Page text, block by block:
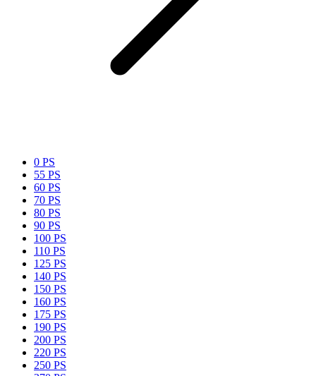
0 PS
55 PS
60 PS
70 PS
80 PS
90 PS
100 PS
110 PS
125 PS
140 PS
150 PS
160 PS
175 PS
190 PS
200 PS
220 PS
250 PS